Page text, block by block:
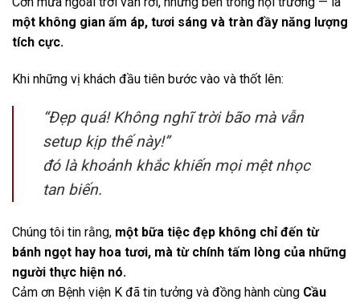
một không gian ấm áp, tươi sáng và tràn đầy năng lượng
tích cực.
Khi những vị khách đầu tiên bước vào và thốt lên:
“Đẹp quá! Không nghĩ trời bão mà vẫn
setup kịp thế này!”
đó là khoảnh khắc khiến mọi mệt nhọc
tan biến.
Chúng tôi tin rằng, một bữa tiệc đẹp không chỉ đến từ
bánh ngọt hay hoa tươi, mà từ chính tấm lòng của những
người thực hiện nó.
Cảm ơn Bệnh viện K đã tin tưởng và đồng hành cùng Cầu